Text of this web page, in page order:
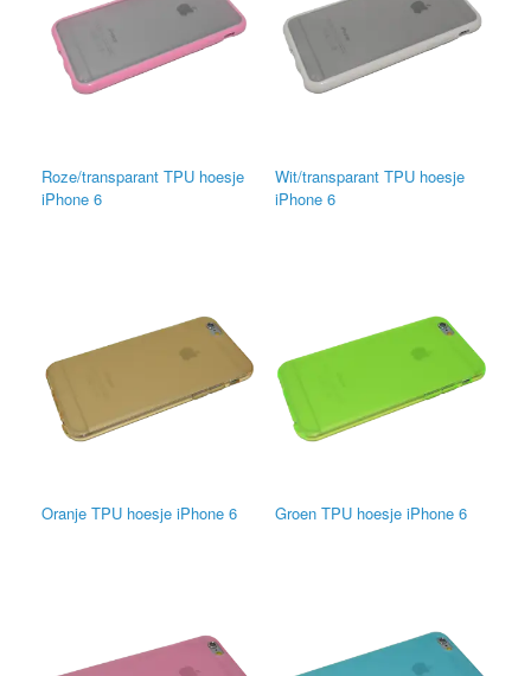
Roze/transparant TPU hoesje
iPhone 6
Wit/transparant TPU hoesje
iPhone 6
Oranje TPU hoesje iPhone 6 Groen TPU hoesje iPhone 6